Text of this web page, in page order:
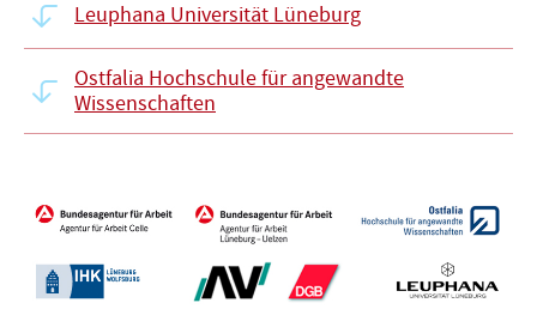
Leuphana Universität Lüneburg
Ostfalia Hochschule für angewandte
Wissenschaften